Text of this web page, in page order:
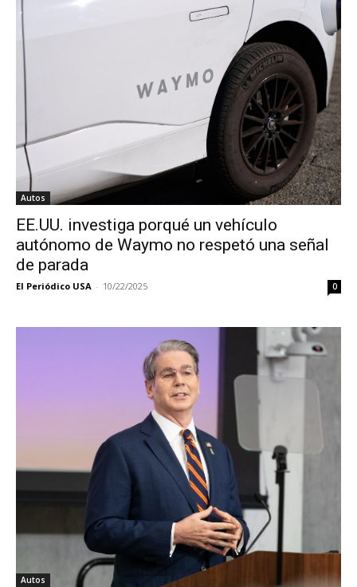
Autos
EE.UU. investiga porqué un vehículo
autónomo de Waymo no respetó una señal
de parada
El Periódico USA - 10/22/2025 0
Autos